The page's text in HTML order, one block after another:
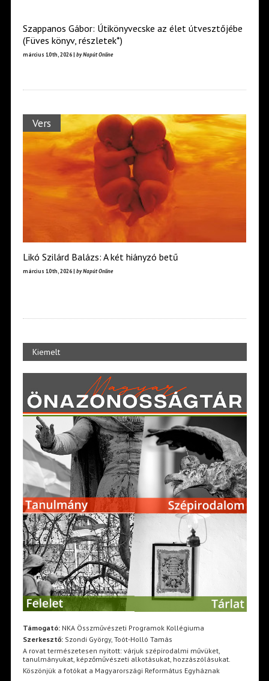
Szappanos Gábor: Útikönyvecske az élet útvesztőjébe
(Füves könyv, részletek*)
március 10th, 2026 | by Napút Online
Vers
Likó Szilárd Balázs: A két hiányzó betű
március 10th, 2026 | by Napút Online
Kiemelt
Támogató:NKA Összművészeti Programok Kollégiuma
Szerkesztő:Szondi György, Toót-Holló Tamás
A rovat természetesen nyitott: várjuk szépirodalmi művüket,
tanulmányukat, képzőművészeti alkotásukat, hozzászólásukat.
Köszönjük a fotókat a Magyarországi Református Egyháznak